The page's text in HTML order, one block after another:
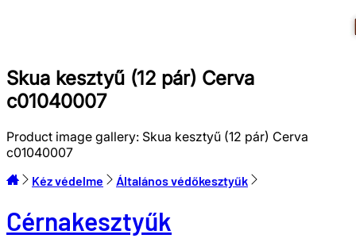
Skua kesztyű (12 pár) Cerva
c01040007
Product image gallery: Skua kesztyű (12 pár) Cerva
c01040007
Kéz védelme Általános védőkesztyűk
Cérnakesztyűk